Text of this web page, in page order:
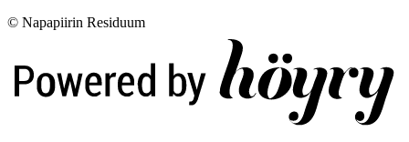
© Napapiirin Residuum